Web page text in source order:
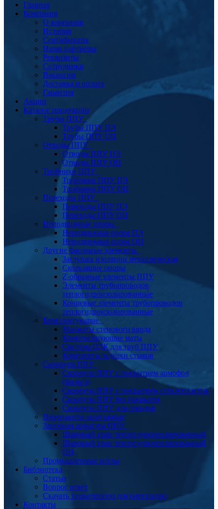
Главная
Компания
О компании
История
Сертификаты
Наши партнеры
Реквизиты
Сотрудники
Вакансии
Доставка и оплата
Гарантия
Акции
Каталог продукции
Трубы ППУ
Трубы ППУ ПЭ
Трубы ППУ ОЦ
Отводы ППУ
Отводы ППУ ПЭ
Отводы ППУ ОЦ
Тройники ППУ
Тройники ППУ ПЭ
Тройники ППУ ОЦ
Переходы ППУ
Переходы ППУ ПЭ
Переходы ППУ ОЦ
Неподвижные опоры
Неподвижная опора ПЭ
Неподвижная опора ОЦ
Другие фасонные элементы
Заглушка изоляции металлическая
Скользящие опоры
Z-образные элементы ППУ
Элементы трубопроводов
теплогидроизолированные
Концевые элементы трубопроводов
теплогидроизолированные
Комплектующие
Манжеты стенового ввода
Компенсирующие маты
Система ОДК для труб ППУ
Комплекты заделки стыков
Скорлупа ППУ
Скорлупа ППУ с покрытием армофол
(фольга)
Скорлупа ППУ с покрытием стеклопластик
Скорлупа ППУ без покрытия
Скорлупа ППУ для отводов
Пенопакеты монтажные
Запорная арматура ППУ
Шаровый кран теплогидроизолированный
Шаровый кран теплогидроизолированный
ОЦ
Промышленные котлы
Библиотека
Статьи
Вопрос ответ
Скачать техническую документацию
Контакты